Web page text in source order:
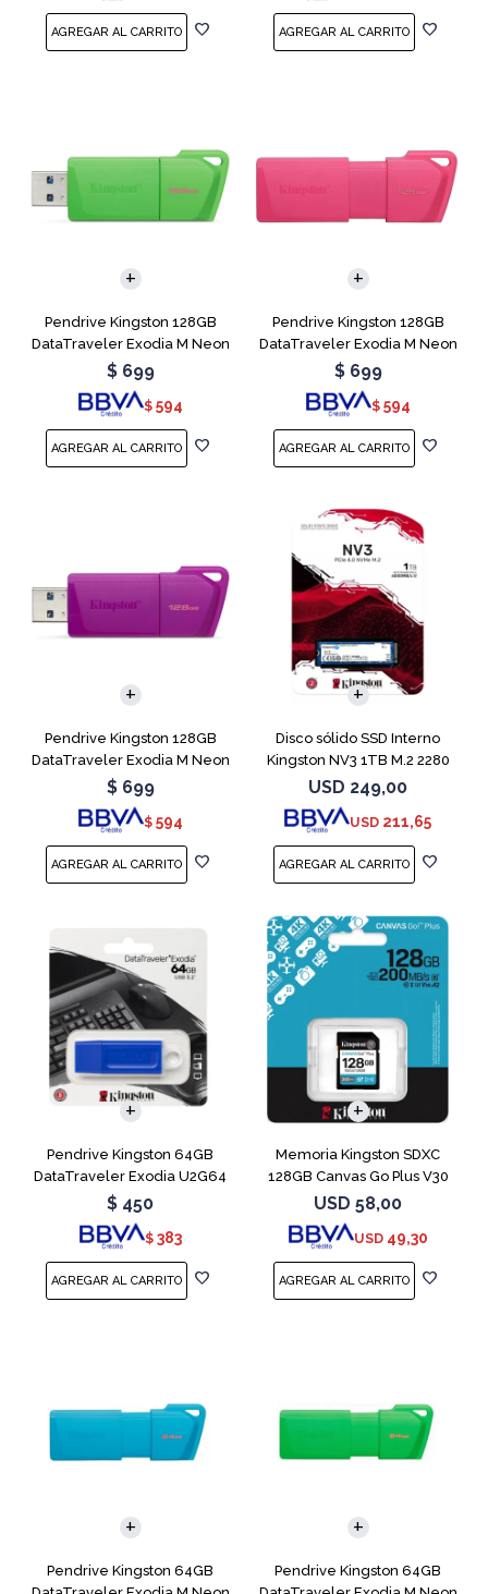
Pendrive Kingston 128GB
DataTraveler Exodia M Neon
Green
$ 699
$ 594
Pendrive Kingston 128GB
DataTraveler Exodia M Neon
Pink
$ 699
$ 594
Pendrive Kingston 128GB
DataTraveler Exodia M Neon
Purple
$ 699
$ 594
Disco sólido SSD Interno
Kingston NV3 1TB M.2 2280
NVMe PCIe
USD 249,00
USD 211,65
Pendrive Kingston 64GB
DataTraveler Exodia U2G64
Blue
$ 450
$ 383
Memoria Kingston SDXC
128GB Canvas Go Plus V30
USD 58,00
USD 49,30
Pendrive Kingston 64GB
Pendrive Kingston 64GB